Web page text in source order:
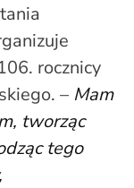
rocznicy
– Mam
tworząc
tego